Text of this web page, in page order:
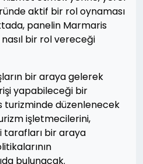
aktif bir rol oynaması
panelin Marmaris
bir rol vereceği
bir araya gelerek
yapabileceği bir
düzenlenecek
işletmecilerini,
tarafları bir araya
bulunacak.